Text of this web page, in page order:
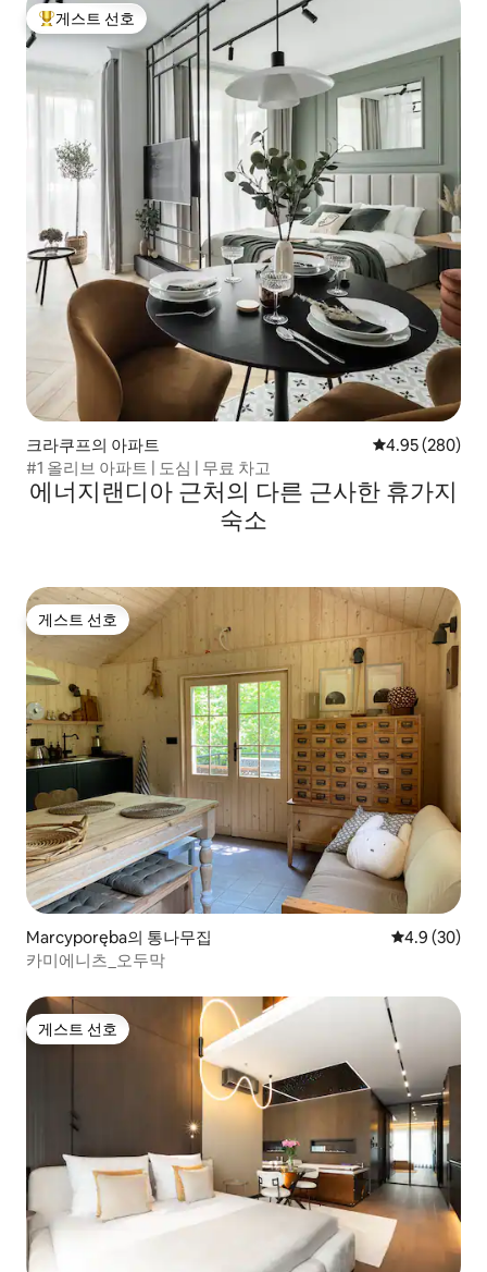
상위 게스트 선호
게스트 선호
크라쿠프의 아파트 평점 4.95점(5
4.95 (280)
#1 올리브 아파트 | 도심 | 무료 차고
에너지랜디아 근처의 다른 근사한 휴가지
숙소
게스트 선호
게스트 선호
Marcyporęba의 통나무집 평점 4.9점(5
4.9 (30)
카미에니츠_오두막
게스트 선호
게스트 선호